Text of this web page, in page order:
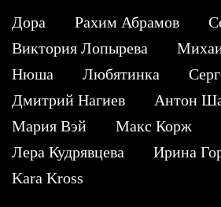
Дора Рахим Абрамов
Виктория Лопырева
Нюша
Любятинка
Дмитрий Нагиев
Антон
Мария Вэй
Макс Корж
Лера Кудрявцева
Ирина
Kara Kross